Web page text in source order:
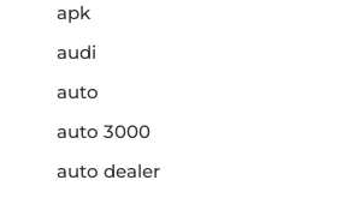
apk
audi
auto
auto 3000
auto dealer